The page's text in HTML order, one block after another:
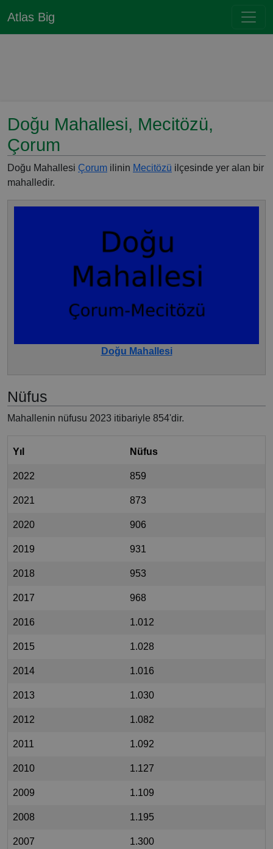
Atlas Big
Doğu Mahallesi, Mecitözü,
Çorum
Doğu Mahallesi Çorum ilinin Mecitözü ilçesinde yer alan bir
mahalledir.
Doğu Mahallesi
Nüfus
Mahallenin nüfusu 2023 itibariyle 854'dir.
Yıl Nüfus
2022 859
2021 873
2020 906
2019 931
2018 953
2017 968
2016 1.012
2015 1.028
2014 1.016
2013 1.030
2012 1.082
2011 1.092
2010 1.127
2009 1.109
2008 1.195
2007 1.300